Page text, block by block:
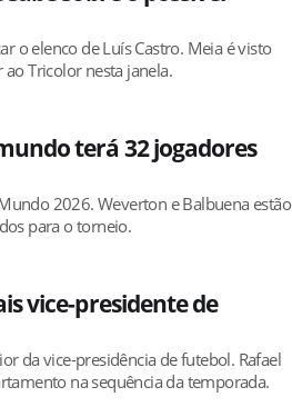
o elenco de Luís Castro. Meia é visto
Tricolor nesta janela.
terá 32 jogadores
2026. Weverton e Balbuena estão
para o torneio.
vice-presidente de
da vice-presidência de futebol. Rafael
na sequência da temporada.